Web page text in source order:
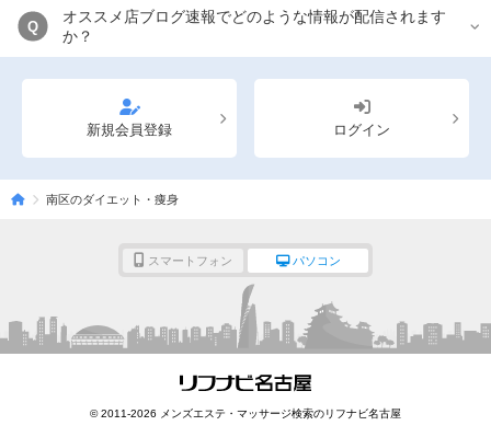
Q
オススメ店ブログ速報でどのような情報が配信されます
か？
新規会員登録 ログイン
南区のダイエット・痩身
スマートフォン パソコン
© 2011-2026 メンズエステ・マッサージ検索のリフナビ名古屋